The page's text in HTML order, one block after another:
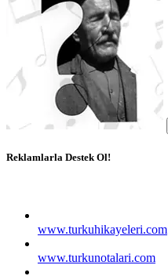
Reklamlarla Destek Ol!
www.turkuhikayeleri.com
www.turkunotalari.com